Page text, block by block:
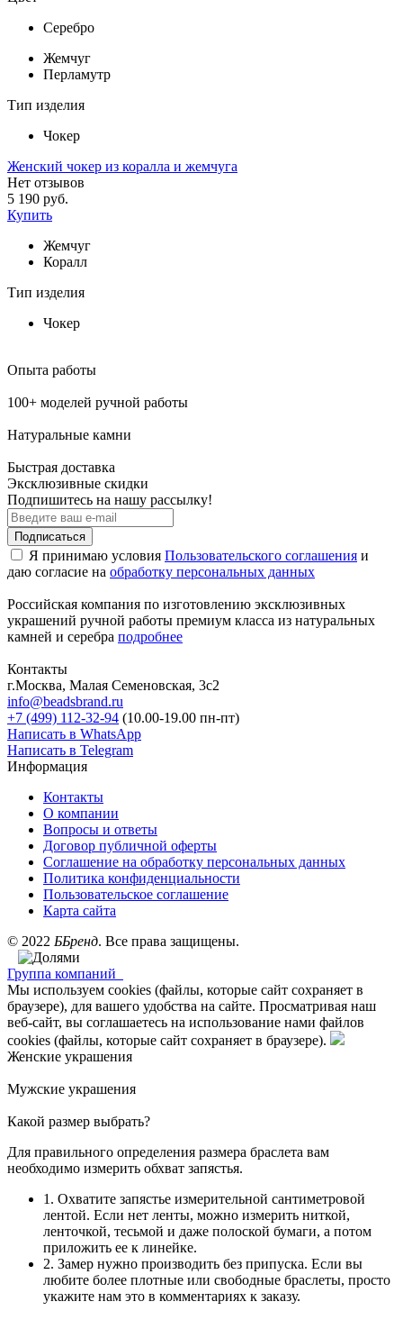
Серебро
Жемчуг
Перламутр
Тип изделия
Чокер
Женский чокер из коралла и жемчуга
Нет отзывов
5 190 руб.
Купить
Жемчуг
Коралл
Тип изделия
Чокер
Опыта работы
100+ моделей ручной работы
Натуральные камни
Быстрая доставка
Эксклюзивные скидки
Подпишитесь на нашу рассылку!
Подписаться
Я принимаю условия Пользовательского соглашения и
даю согласие на обработку персональных данных
Российская компания по изготовлению эксклюзивных
украшений ручной работы премиум класса из натуральных
камней и серебра подробнее
Контакты
г.Москва, Малая Семеновская, 3с2
info@beadsbrand.ru
+7 (499) 112-32-94 (10.00-19.00 пн-пт)
Написать в WhatsApp
Написать в Telegram
Информация
Контакты
О компании
Вопросы и ответы
Договор публичной оферты
Соглашение на обработку персональных данных
Политика конфиденциальности
Пользовательское соглашение
Карта сайта
© 2022 ББренд. Все права защищены.
Группа компаний
Мы используем cookies (файлы, которые сайт сохраняет в
браузере), для вашего удобства на сайте. Просматривая наш
веб-сайт, вы соглашаетесь на использование нами файлов
cookies (файлы, которые сайт сохраняет в браузере).
Женские украшения
Мужские украшения
Какой размер выбрать?
Для правильного определения размера браслета вам
необходимо измерить обхват запястья.
1. Охватите запястье измерительной сантиметровой
лентой. Если нет ленты, можно измерить ниткой,
ленточкой, тесьмой и даже полоской бумаги, а потом
приложить ее к линейке.
2. Замер нужно производить без припуска. Если вы
любите более плотные или свободные браслеты, просто
укажите нам это в комментариях к заказу.